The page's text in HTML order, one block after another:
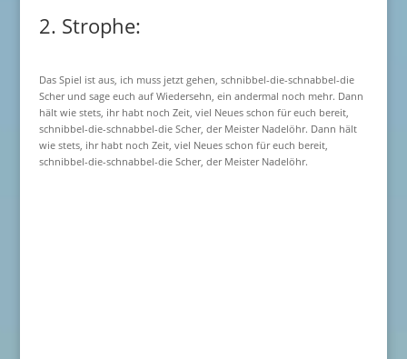
2. Strophe:
Das Spiel ist aus, ich muss jetzt gehen, schnibbel-die-schnabbel-die
Scher und sage euch auf Wiedersehn, ein andermal noch mehr. Dann
hält wie stets, ihr habt noch Zeit, viel Neues schon für euch bereit,
schnibbel-die-schnabbel-die Scher, der Meister Nadelöhr. Dann hält
wie stets, ihr habt noch Zeit, viel Neues schon für euch bereit,
schnibbel-die-schnabbel-die Scher, der Meister Nadelöhr.